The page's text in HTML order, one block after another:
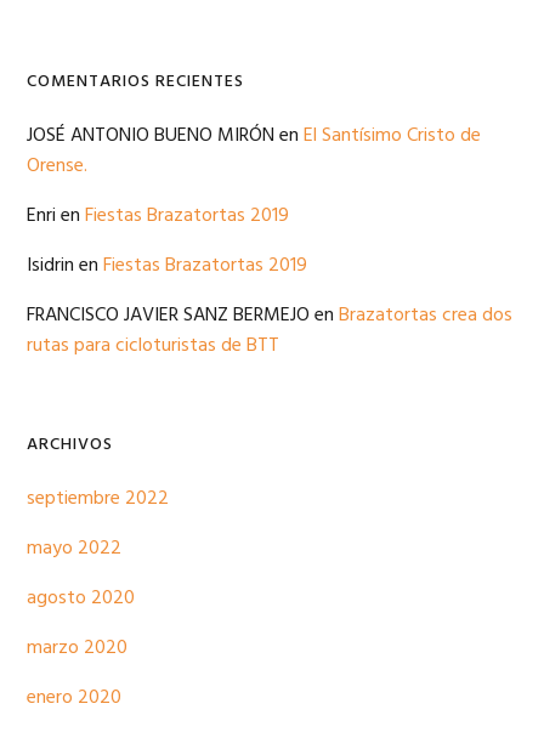
COMENTARIOS RECIENTES
JOSÉ ANTONIO BUENO MIRÓNenEl Santísimo Cristo de
Orense.
EnrienFiestas Brazatortas 2019
IsidrinenFiestas Brazatortas 2019
FRANCISCO JAVIER SANZ BERMEJOenBrazatortas crea dos
rutas para cicloturistas de BTT
ARCHIVOS
septiembre 2022
mayo 2022
agosto 2020
marzo 2020
enero 2020